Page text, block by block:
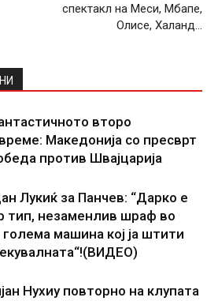
спектакл на Меси, Мбапе,
Олисе, Халанд…
второ
Македонија со пресврт
против Швајцарија
Лукиќ за Панчев: “Дарко е
тип, незаменлив шраф во
машина кој ја штити
Нухиу повторно на клупата